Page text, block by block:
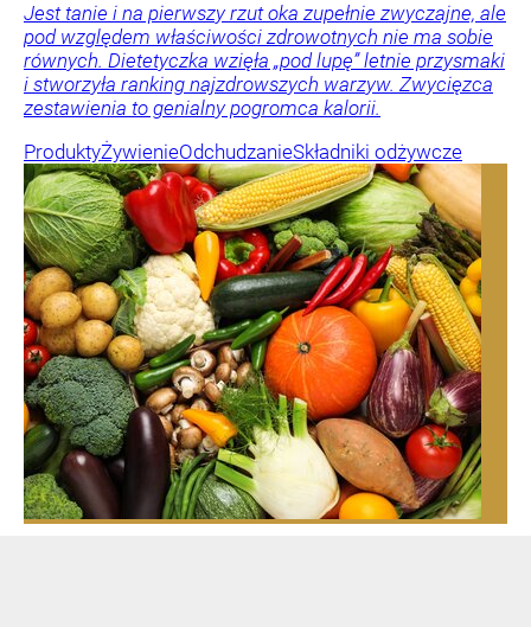
Jest tanie i na pierwszy rzut oka zupełnie zwyczajne, ale
pod względem właściwości zdrowotnych nie ma sobie
równych. Dietetyczka wzięła „pod lupę” letnie przysmaki
i stworzyła ranking najzdrowszych warzyw. Zwycięzca
zestawienia to genialny pogromca kalorii.
ProduktyŻywienieOdchudzanieSkładniki odżywcze